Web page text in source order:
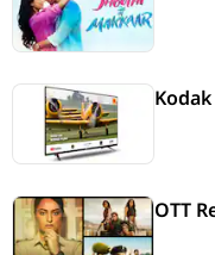
Kodak
OTT